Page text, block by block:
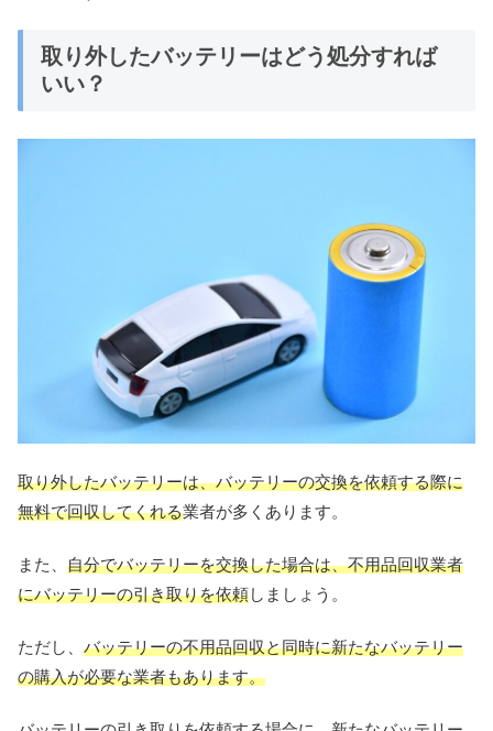
取り外したバッテリーはどう処分すれば
いい？
取り外したバッテリーは、バッテリーの交換を依頼する際に
無料で回収してくれる業者が多くあります。
また、 自分でバッテリーを交換した場合は、不用品回収業者
にバッテリーの引き取りを依頼しましょう。
ただし、 バッテリーの不用品回収と同時に新たなバッテリー
の購入が必要な業者もあります。